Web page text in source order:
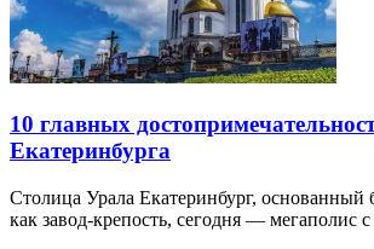
10 главных
Екатеринбурга
Столица Урала Екатеринбург, основанный
как завод-крепость, сегодня —